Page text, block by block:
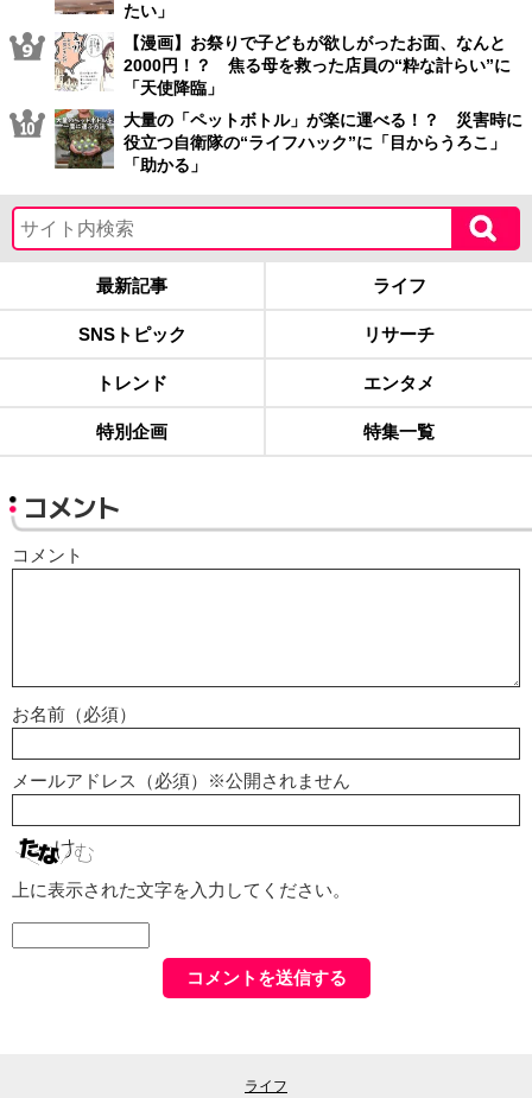
たい」
【漫画】お祭りで子どもが欲しがったお面、なんと
2000円！？ 焦る母を救った店員の“粋な計らい”に
「天使降臨」
大量の「ペットボトル」が楽に運べる！？ 災害時に
役立つ自衛隊の“ライフハック”に「目からうろこ」
「助かる」
最新記事 ライフ
SNSトピック リサーチ
トレンド エンタメ
特別企画 特集一覧
コメント
コメント
お名前（必須）
メールアドレス（必須）※公開されません
上に表示された文字を入力してください。
ライフ